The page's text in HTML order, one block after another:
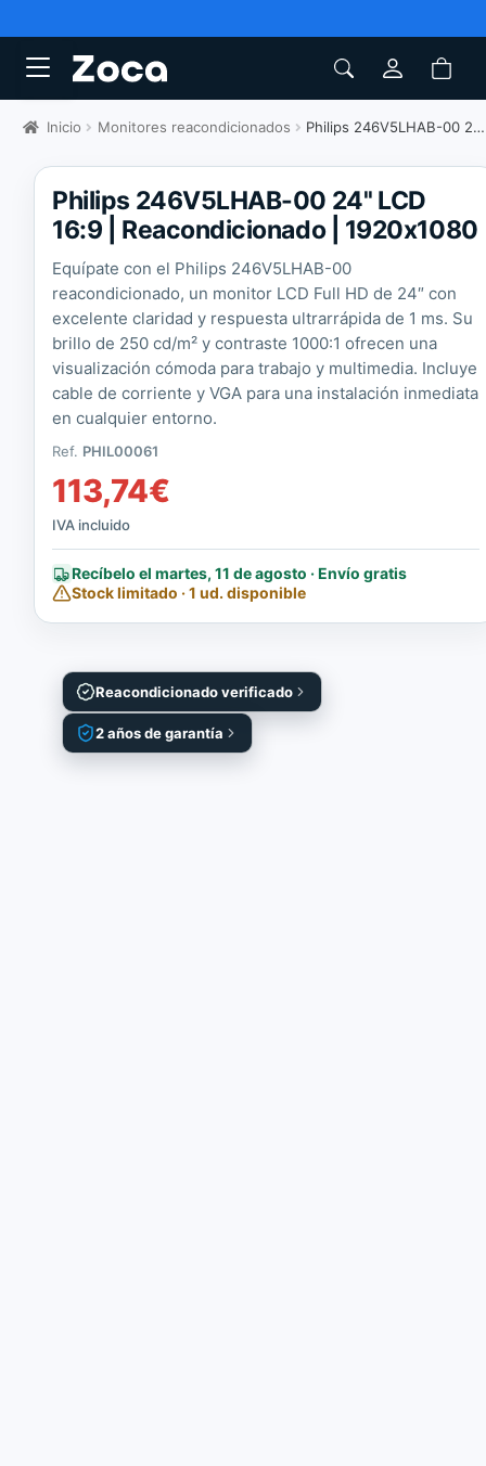
Inicio Monitores reacondicionados Philips 246V5LHAB-00 24" LCD 16:9
Reacondicionado verificado
2 años de garantía
Philips 246V5LHAB-00 24'' LCD
16:9 | Reacondicionado | 1920x1080
Equípate con el Philips 246V5LHAB-00
reacondicionado, un monitor LCD Full HD de 24″ con
excelente claridad y respuesta ultrarrápida de 1 ms. Su
brillo de 250 cd/m² y contraste 1000:1 ofrecen una
visualización cómoda para trabajo y multimedia. Incluye
cable de corriente y VGA para una instalación inmediata
en cualquier entorno.
Ref. PHIL00061
113,74€
IVA incluido
Recíbelo el martes, 11 de agosto · Envío gratis
Stock limitado · 1 ud. disponible